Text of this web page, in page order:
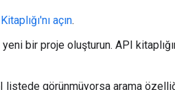
açın.
bir proje oluşturun. API
listede görünmüyorsa arama